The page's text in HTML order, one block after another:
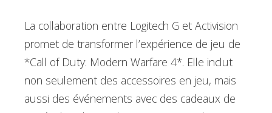
La collaboration entre Logitech G et Activision
promet de transformer l’expérience de jeu de
*Call of Duty: Modern Warfare 4*. Elle inclut
non seulement des accessoires en jeu, mais
aussi des événements avec des cadeaux de